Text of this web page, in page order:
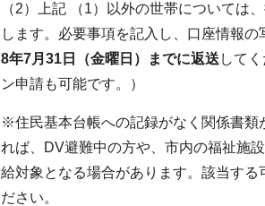
（2）上記 （1）以外の世帯については
します。必要事項を記入し、口座情報
8年7月31日（金曜日）までに返送 して
ン申請も可能です。）
※住民基本台帳への記録がなく関係書類
れば、DV避難中の方や、市内の福祉施
給対象となる場合があります。該当す
ださい。